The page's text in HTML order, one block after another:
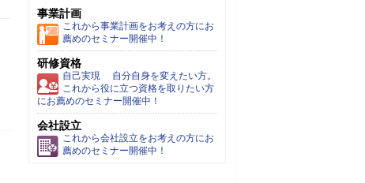
事業計画
これから事業計画をお考えの方にお
薦めのセミナー開催中！
研修資格
自己実現 自分自身を変えたい方。
これから役に立つ資格を取りたい方
にお薦めのセミナー開催中！
会社設立
これから会社設立をお考えの方にお
薦めのセミナー開催中！